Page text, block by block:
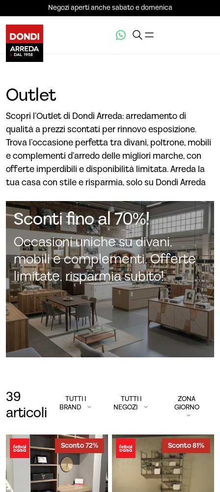
Negozi aperti anche sabato e domenica
Outlet
Scopri l’Outlet di Dondi Arreda: arredamento di
qualità a prezzi scontati per rinnovo esposizione.
Trova l’occasione perfetta tra divani, poltrone, mobili
e complementi d’arredo delle migliori marche, con
offerte imperdibili e disponibilità limitata. Arreda la
tua casa con stile e risparmia, solo su Dondi Arreda
Sconti fino al 70%!
Occasioni uniche su divani,
mobili e complementi. Offerte
limitate, risparmia subito!
39
articoli
TUTTI I
BRAND
TUTTI I
NEGOZI
ZONA
GIORNO
Sconto 72% Sconto 81%